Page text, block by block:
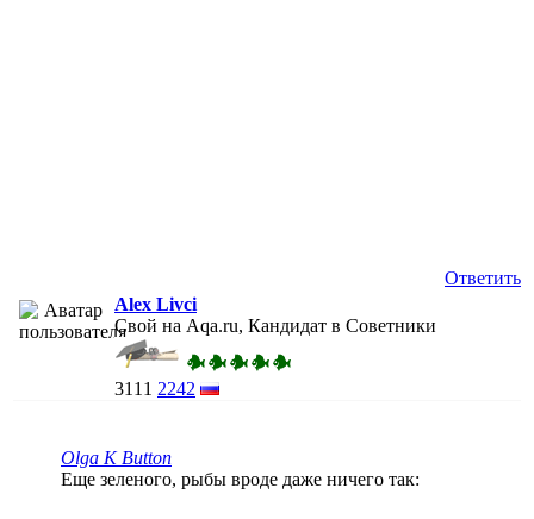
Ответить
Alex Livci
Свой на Aqa.ru, Кандидат в Советники
3111 2242
Olga K Button
Еще зеленого, рыбы вроде даже ничего так: